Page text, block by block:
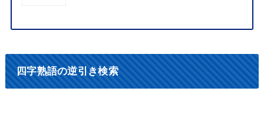
四字熟語の逆引き検索